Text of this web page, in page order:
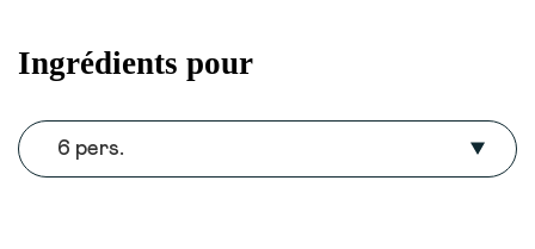
Ingrédients pour
6 pers.